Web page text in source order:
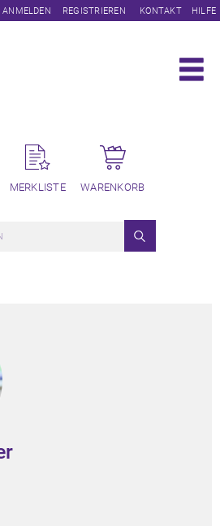
ANMELDEN
Navigation
überspringen
REGISTRIEREN KONTAKT HILFE
MERKLISTE WARENKORB